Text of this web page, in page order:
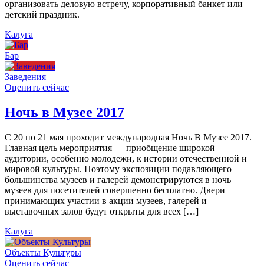
организовать деловую встречу, корпоративный банкет или
детский праздник.
Калуга
Бар
Заведения
Оценить сейчас
Ночь в Музее 2017
С 20 по 21 мая проходит международная Ночь В Музее 2017.
Главная цель мероприятия — приобщение широкой
аудитории, особенно молодежи, к истории отечественной и
мировой культуры. Поэтому экспозиции подавляющего
большинства музеев и галерей демонстрируются в ночь
музеев для посетителей совершенно бесплатно. Двери
принимающих участии в акции музеев, галерей и
выставочных залов будут открыты для всех […]
Калуга
Объекты Культуры
Оценить сейчас